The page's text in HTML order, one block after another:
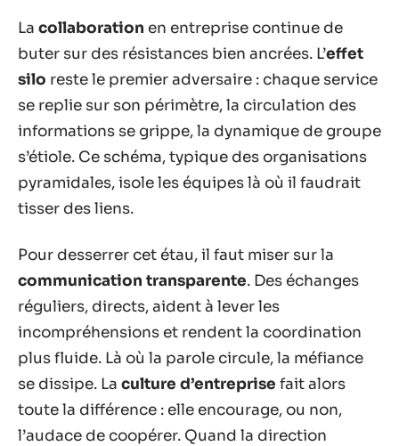
La collaboration en entreprise continue de
buter sur des résistances bien ancrées. L’effet
silo reste le premier adversaire : chaque service
se replie sur son périmètre, la circulation des
informations se grippe, la dynamique de groupe
s’étiole. Ce schéma, typique des organisations
pyramidales, isole les équipes là où il faudrait
tisser des liens.
Pour desserrer cet étau, il faut miser sur la
communication transparente. Des échanges
réguliers, directs, aident à lever les
incompréhensions et rendent la coordination
plus fluide. Là où la parole circule, la méfiance
se dissipe. La culture d’entreprise fait alors
toute la différence : elle encourage, ou non,
l’audace de coopérer. Quand la direction